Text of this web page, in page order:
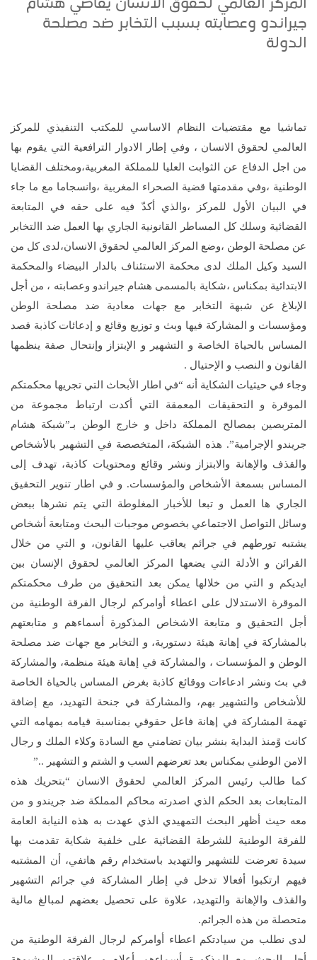
جيراندو وعصابته بسبب التخابر ضد مصلحة
الدولة
تماشيا مع مقتضيات النظام الاساسي للمكتب التنفيذي للمركز
العالمي لحقوق الانسان ، وفي إطار الادوار الترافعية التي يقوم بها
من اجل الدفاع عن الثوابت العليا للمملكة المغربية،ومختلف القضايا
الوطنية ،وفي مقدمتها قضية الصحراء المغربية ،وانسجاما مع ما جاء
في البيان الأول للمركز ،والذي أكدّ فيه على حقه في المتابعة
القضائية وسلك كل المساطر القانونية الجاري بها العمل ضد االتخابر
عن مصلحة الوطن ،وضع المركز العالمي لحقوق الانسان،لدى كل من
السيد وكيل الملك لدى محكمة الاستئناف بالدار البيضاء والمحكمة
الابتدائية بمكناس ،شكاية بالمسمى هشام جيراندو وعصابته ، من أجل
الإبلاغ عن شبهة التخابر مع جهات معادية ضد مصلحة الوطن
ومؤسسات و المشاركة فيها وبث و توزيع وقائع و إدعائات كاذبة قصد
المساس بالحياة الخاصة و التشهير و الإبتزاز وإنتحال صفة ينظمها
القانون و النصب و الإحتيال .
وجاء في حيثيات الشكاية أنه “في اطار الأبحاث التي تجريها محكمتكم
الموقرة و التحقيقات المعمقة التي أكدت ارتباط مجموعة من
المتربصين بمصالح المملكة داخل و خارج الوطن بـ”شبكة هشام
جريندو الإجرامية”. هذه الشبكة، المتخصصة في التشهير بالأشخاص
والقذف والإهانة والابتزاز ونشر وقائع ومحتويات كاذبة، تهدف إلى
المساس بسمعة الأشخاص والمؤسسات. و في اطار تنوير التحقيق
الجاري ها العمل و تبعا للأخبار المغلوطة التي يتم نشرها ببعض
وسائل التواصل الاجتماعي بخصوص موجبات البحث ومتابعة أشخاص
يشتبه تورطهم في جرائم يعاقب عليها القانون، و التي من خلال
القرائن و الأدلة التي يضعها المركز العالمي لحقوق الإنسان بين
ايديكم و التي من خلالها يمكن بعد التحقيق من طرف محكمتكم
الموقرة الاستدلال على اعطاء أوامركم لرجال الفرقة الوطنية من
أجل التحقيق و متابعة الاشخاص المذكورة أسماءهم و متابعتهم
بالمشاركة في إهانة هيئة دستورية، و التخابر مع جهات ضد مصلحة
الوطن و المؤسسات ، والمشاركة في إهانة هيئة منظمة، والمشاركة
في بث ونشر ادعاءات ووقائع كاذبة بغرض المساس بالحياة الخاصة
للأشخاص والتشهير بهم، والمشاركة في جنحة التهديد، مع إضافة
تهمة المشاركة في إهانة فاعل حقوقي بمناسبة قيامه بمهامه التي
كانت وًمنذ البداية بنشر بيان تضامني مع السادة وكلاء الملك و رجال
الامن الوطني بمكناس بعد تعرضهم السب و الشتم و التشهير ..”
كما طالب رئيس المركز العالمي لحقوق الانسان “بتحريك هذه
المتابعات بعد الحكم الذي اصدرته محاكم المملكة ضد جريندو و من
معه حيث أظهر البحث التمهيدي الذي عهدت به هذه النيابة العامة
للفرقة الوطنية للشرطة القضائية على خلفية شكاية تقدمت بها
سيدة تعرضت للتشهير والتهديد باستخدام رقم هاتفي، أن المشتبه
فيهم ارتكبوا أفعالا تدخل في إطار المشاركة في جرائم التشهير
والقذف والإهانة والتهديد، علاوة على تحصيل بعضهم لمبالغ مالية
متحصلة من هذه الجرائم.
لدى نطلب من سيادتكم اعطاء أوامركم لرجال الفرقة الوطنية من